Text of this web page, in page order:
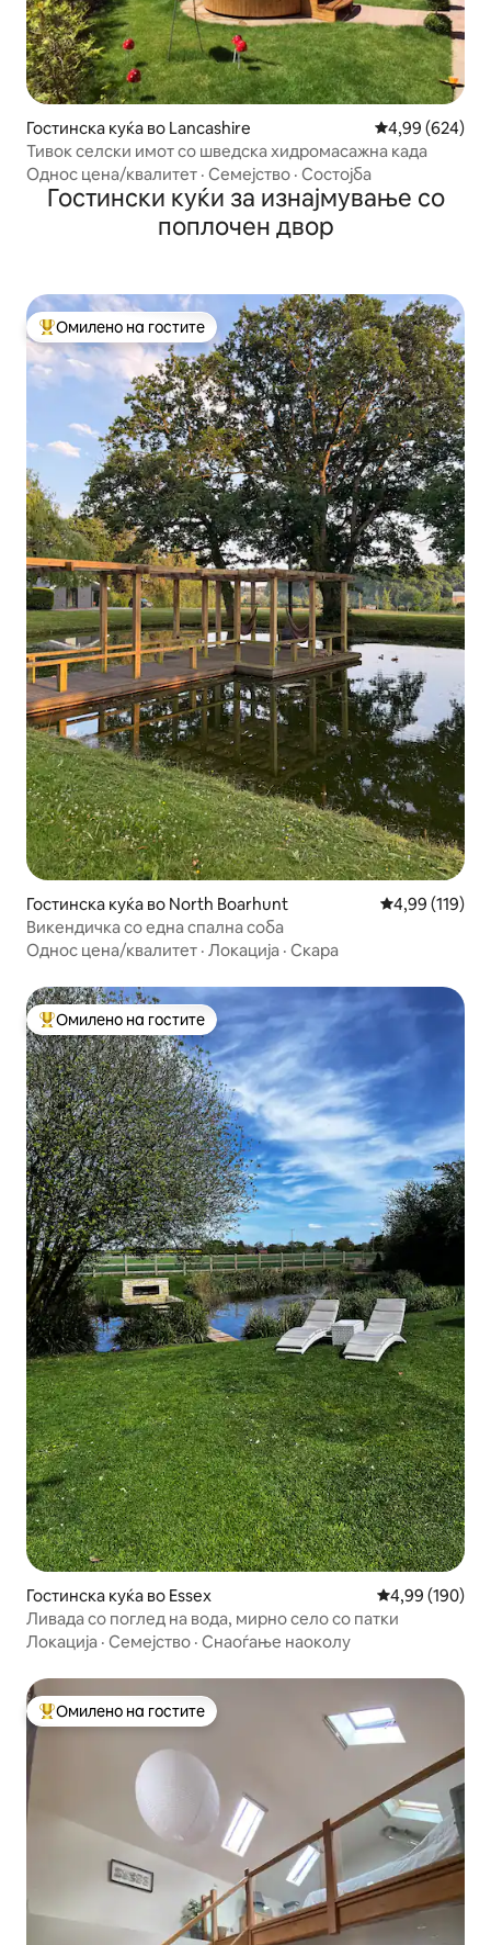
Гостинска куќа во Lancashire Просечна
4,99 (624)
Тивок селски имот со шведска хидромасажна када
Однос цена/квалитет · Семејство · Состојба
Гостински куќи за изнајмување со
поплочен двор
Меѓу најуспешните „Омилени на гостите“
Омилено на гостите
Гостинска куќа во North Boarhunt Просечна
4,99 (119)
Викендичка со една спална соба
Однос цена/квалитет · Локација · Скара
Меѓу најуспешните „Омилени на гостите“
Омилено на гостите
Гостинска куќа во Essex Просечна
4,99 (190)
Ливада со поглед на вода, мирно село со патки
Локација · Семејство · Снаоѓање наоколу
Меѓу најуспешните „Омилени на гостите“
Омилено на гостите